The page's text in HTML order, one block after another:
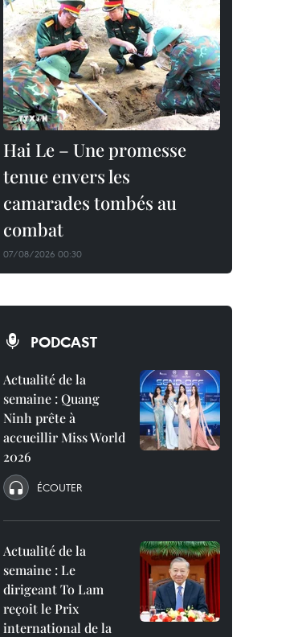
Hai Le – Une promesse
tenue envers les
camarades tombés au
combat
07/08/2026 00:30
PODCAST
Actualité de la
semaine : Quang
Ninh prête à
accueillir Miss World
2026
ÉCOUTER
Actualité de la
semaine : Le
dirigeant To Lam
reçoit le Prix
international de la